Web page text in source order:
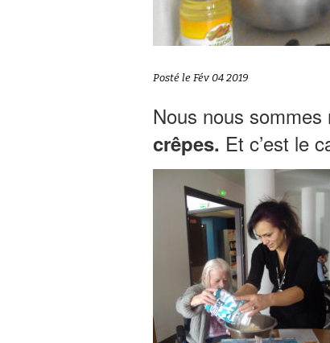
Posté le Fév 04 2019
Nous nous
crêpes. Et c’est le